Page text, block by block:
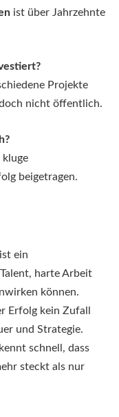
ist über Jahrzehnte
Projekte
nicht öffentlich.
kluge
beigetragen.
ist ein
harte Arbeit
können.
Erfolg kein Zufall
und Strategie.
schnell, dass
steckt als nur